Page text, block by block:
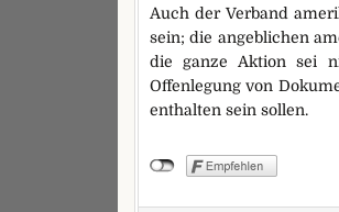
Auch der Verband
sein; die angeblichen
die ganze Aktion sei
Offenlegung von
enthalten sein sollen.